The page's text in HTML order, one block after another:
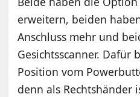
erweitern, beiden
Anschluss mehr und
Gesichtsscanner. Dafür
Position vom
denn als Rechtshänder